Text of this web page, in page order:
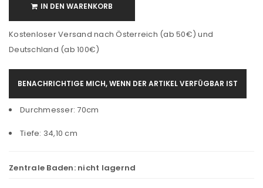
IN DEN WARENKORB
Kostenloser Versand nach Österreich (ab 50€) und
Deutschland (ab 100€)
BENACHRICHTIGE MICH, WENN DER ARTIKEL VERFÜGBAR IST
Durchmesser: 70cm
Tiefe: 34,10 cm
Zentrale Baden: nicht lagernd